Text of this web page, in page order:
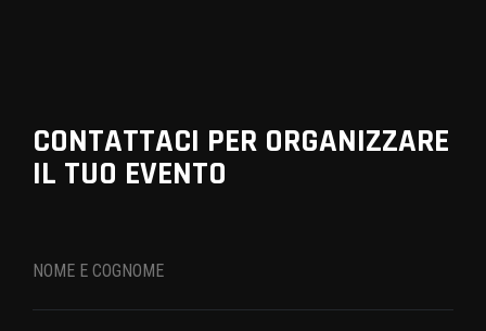
CONTATTACI PER ORGANIZZARE
IL TUO EVENTO